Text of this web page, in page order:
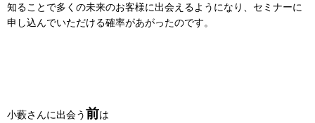
知ることで多くの未来のお客様に出会えるようになり、セミナーに
申し込んでいただける確率があがったのです。
小藪さんに出会う前は